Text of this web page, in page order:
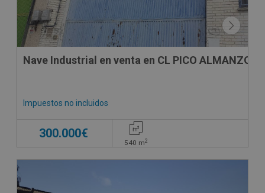
Nave Industrial en venta en CL PICO ALMANZOR,
Impuestos no incluidos
300.000€
540 m2